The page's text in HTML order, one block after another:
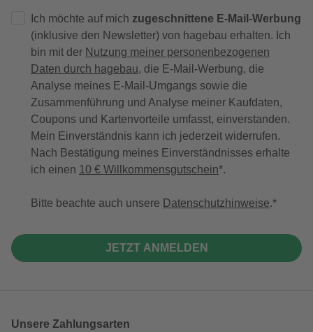
Ich möchte auf mich zugeschnittene E-Mail-Werbung
(inklusive den Newsletter) von hagebau erhalten. Ich
bin mit der Nutzung meiner personenbezogenen
Daten durch hagebau, die E-Mail-Werbung, die
Analyse meines E-Mail-Umgangs sowie die
Zusammenführung und Analyse meiner Kaufdaten,
Coupons und Kartenvorteile umfasst, einverstanden.
Mein Einverständnis kann ich jederzeit widerrufen.
Nach Bestätigung meines Einverständnisses erhalte
ich einen 10 € Willkommensgutschein*.
Bitte beachte auch unsere Datenschutzhinweise.
JETZT ANMELDEN
Unsere Zahlungsarten